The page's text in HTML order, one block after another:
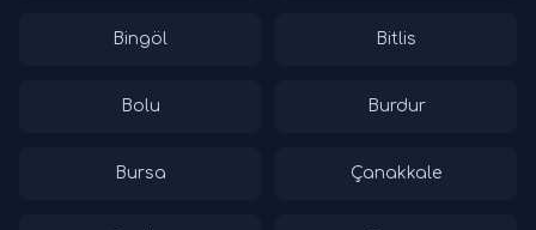
Bingöl Bitlis
Bolu Burdur
Bursa Çanakkale